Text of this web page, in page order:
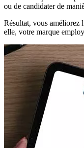
ou de candidater de
Résultat, vous améliorez
elle, votre marque